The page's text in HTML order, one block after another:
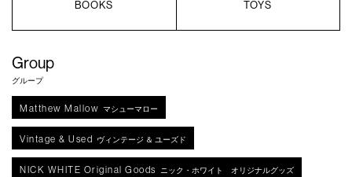
BOOKS TOYS
Group
グループ
Matthew Mallow マシューマロー
Vintage & Used ヴィンテージ ＆ ユーズド
NICK WHITE Original Goods ニック・ホワイト オリジナルグッズ